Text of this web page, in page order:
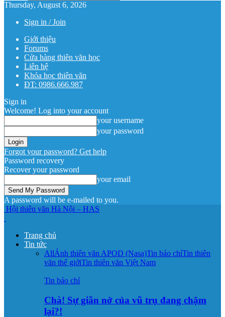
Thursday, August 6, 2026
Sign in / Join
Giới thiệu
Forums
Cửa hàng thiên văn học
Liên hệ
Khóa học thiên văn
ĐT: 0986.666.987
Sign in
Welcome! Log into your account
your username
your password
Forgot your password? Get help
Password recovery
Recover your password
your email
A password will be e-mailed to you.
Hội thiên văn Hà Nội – HAS
Trang chủ
Tin tức
AllẢnh thiên văn APOD (Nasa)Tin báo chíTin thiên
văn thế giớiTin thiên văn Việt Nam
Tin báo chí
Chà! Sự giãn nở của vũ trụ đang chậm
lại?!